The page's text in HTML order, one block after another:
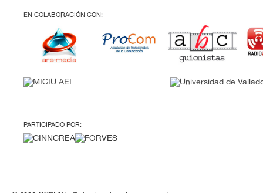
EN COLABORACIÓN CON:
PARTICIPADO POR: